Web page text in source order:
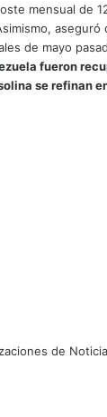
mensual de
de mayo
fueron
se refinan
de